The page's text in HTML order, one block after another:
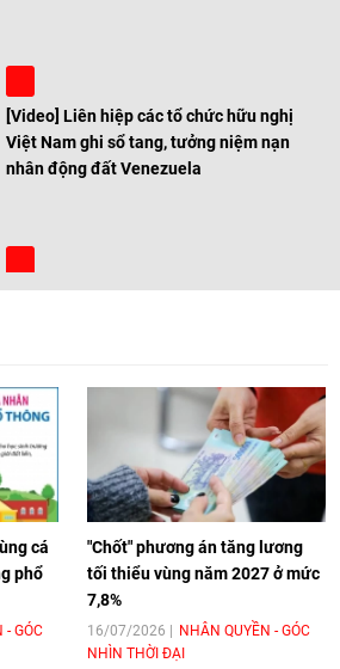
[Video] Liên hiệp các tổ chức hữu nghị
Việt Nam ghi sổ tang, tưởng niệm nạn
nhân động đất Venezuela
[Video] Trẻ em Đông Á cùng kiến tạo
[Video] Âm nhạc flamenco gắn kết văn
hoá Việt Nam - Tây Ban Nha
[Video] Trao tặng Kỷ niệm chương "Vì
hòa bình, hữu nghị giữa các dân tộc"
cho Đại sứ Hungary tại Việt Nam
cá
phổ
- GÓC
"Chốt" phương án tăng lương
tối thiểu vùng năm 2027 ở mức
7,8%
16/07/2026
NHÂN QUYỀN - GÓC
NHÌN THỜI ĐẠI